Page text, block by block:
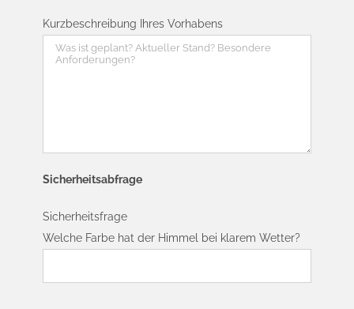
Kurzbeschreibung Ihres Vorhabens
Sicherheitsabfrage
Sicherheitsfrage
Welche Farbe hat der Himmel bei klarem Wetter?